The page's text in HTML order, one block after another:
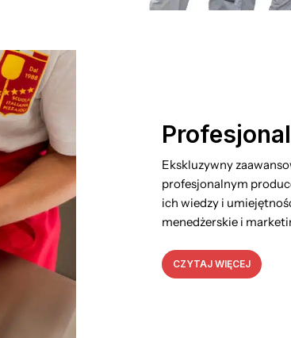
Ekskluzywny
profesjonalnym
ich wiedzy i
menedżerskie i
CZYTAJ WIĘCEJ